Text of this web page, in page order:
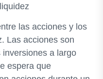
las acciones y los
Las acciones son
a largo
espera que